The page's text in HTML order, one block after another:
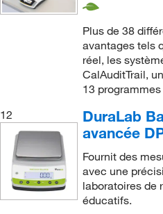
Plus de 38
avantages tels
réel, les
CalAuditTrail,
13
12
DuraLab
avancée
Fournit des
avec une
laboratoires de
éducatifs.